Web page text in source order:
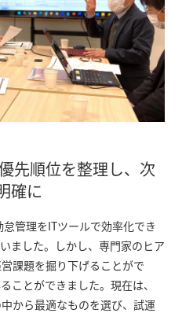
先順位を整理し、次
確に
怠管理をITツールで効率化でき
ました。しかし、専門家のヒア
課題を掘り下げることがで
ことができました。現在は、
から最適なものを選び、試運